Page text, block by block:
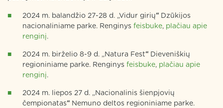
2024 m. balandžio 27-28 d. „Vidur girių“ Dzūkijos
nacionaliniame parke. Renginys feisbuke, plačiau apie
renginį.
2024 m. birželio 8-9 d. „Natura Fest“ Dieveniškių
regioniniame parke. Renginys feisbuke, plačiau apie
renginį.
2024 m. liepos 27 d. „Nacionalinis šienpjovių
čempionatas“ Nemuno deltos regioniniame parke.